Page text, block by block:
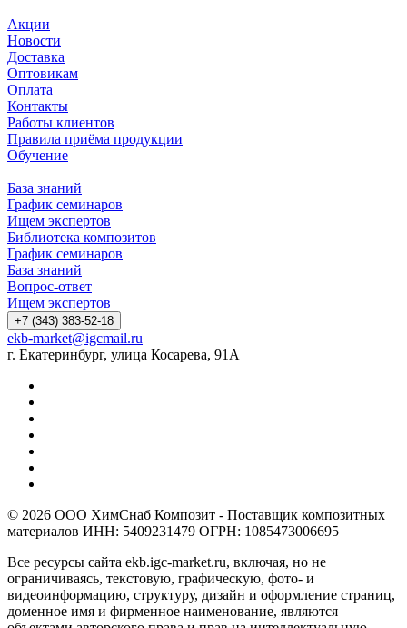
Акции
Новости
Доставка
Оптовикам
Оплата
Контакты
Работы клиентов
Правила приёма продукции
Обучение
База знаний
График семинаров
Ищем экспертов
Библиотека композитов
График семинаров
База знаний
Вопрос-ответ
Ищем экспертов
+7 (343) 383-52-18
ekb-market@igcmail.ru
г. Екатеринбург, улица Косарева, 91А
© 2026 ООО ХимСнаб Композит - Поставщик композитных
материалов ИНН: 5409231479 ОГРН: 1085473006695
Все ресурсы сайта ekb.igc-market.ru, включая, но не
ограничиваясь, текстовую, графическую, фото- и
видеоинформацию, структуру, дизайн и оформление страниц,
доменное имя и фирменное наименование, являются